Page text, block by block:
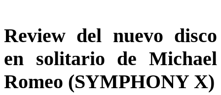
Review del nuevo disco
en solitario de Michael
Romeo (SYMPHONY X)